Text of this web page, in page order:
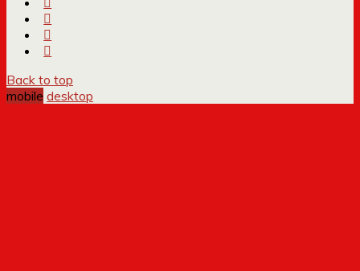
Back to top
mobile desktop